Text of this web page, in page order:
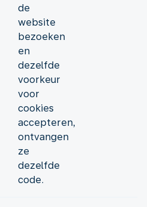
de
website
bezoeken
en
dezelfde
voorkeur
voor
cookies
accepteren,
ontvangen
ze
dezelfde
code.